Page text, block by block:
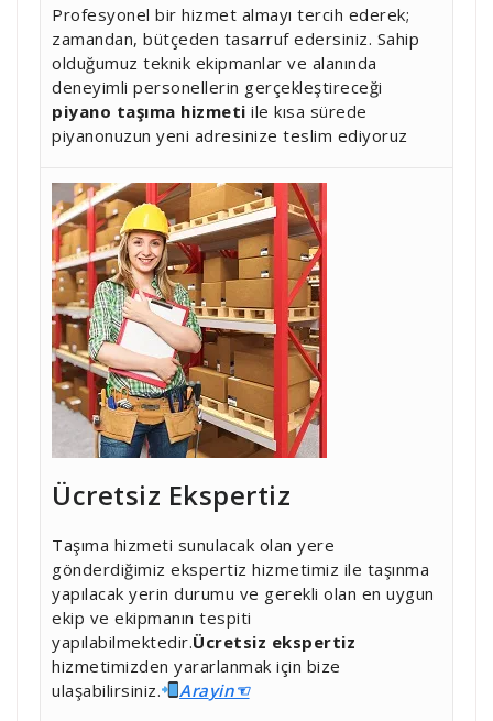
Profesyonel bir hizmet almayı tercih ederek;
zamandan, bütçeden tasarruf edersiniz. Sahip
olduğumuz teknik ekipmanlar ve alanında
deneyimli personellerin gerçekleştireceği
piyano taşıma hizmeti ile kısa sürede
piyanonuzun yeni adresinize teslim ediyoruz
Ücretsiz Ekspertiz
Taşıma hizmeti sunulacak olan yere
gönderdiğimiz ekspertiz hizmetimiz ile taşınma
yapılacak yerin durumu ve gerekli olan en uygun
ekip ve ekipmanın tespiti
yapılabilmektedir.Ücretsiz ekspertiz
hizmetimizden yararlanmak için bize
ulaşabilirsiniz.
Arayin☜